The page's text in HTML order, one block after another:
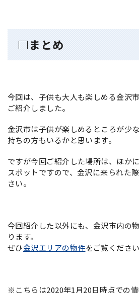
□まとめ
今回は、子供も大人も楽しめる金沢
ご紹介しました。
金沢市は子供が楽しめるところが少
持ちの方もいるかと思います。
ですが今回ご紹介した場所は、ほか
スポットですので、金沢に来られた
さい。
今回紹介した以外にも、金沢市内の
ります。
ぜひ金沢エリアの物件をご覧ください
※こちらは2020年1月20日時点での